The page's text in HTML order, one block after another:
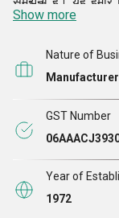
कि अनुकूलित
कारण संभव हो
पाया है।
रखतेहैं।
Show more
Nature of
GST Number
Year of
1972